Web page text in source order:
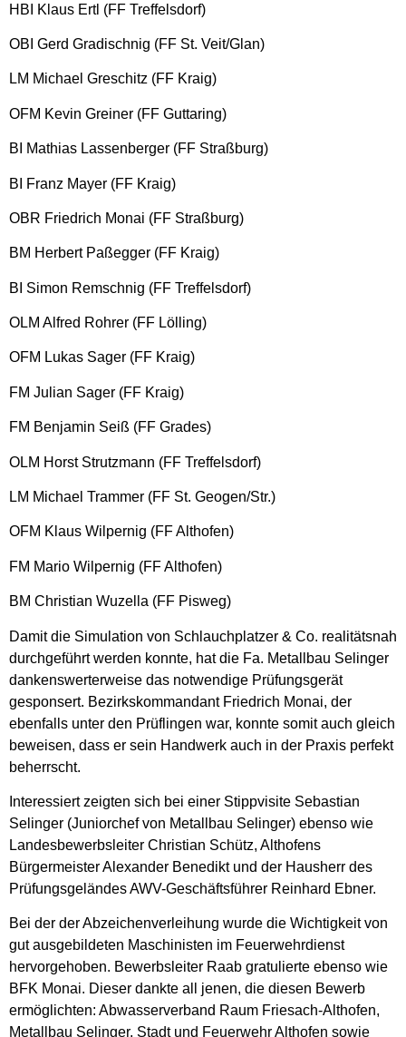
HBI Klaus Ertl (FF Treffelsdorf)
OBI Gerd Gradischnig (FF St. Veit/Glan)
LM Michael Greschitz (FF Kraig)
OFM Kevin Greiner (FF Guttaring)
BI Mathias Lassenberger (FF Straßburg)
BI Franz Mayer (FF Kraig)
OBR Friedrich Monai (FF Straßburg)
BM Herbert Paßegger (FF Kraig)
BI Simon Remschnig (FF Treffelsdorf)
OLM Alfred Rohrer (FF Lölling)
OFM Lukas Sager (FF Kraig)
FM Julian Sager (FF Kraig)
FM Benjamin Seiß (FF Grades)
OLM Horst Strutzmann (FF Treffelsdorf)
LM Michael Trammer (FF St. Geogen/Str.)
OFM Klaus Wilpernig (FF Althofen)
FM Mario Wilpernig (FF Althofen)
BM Christian Wuzella (FF Pisweg)
Damit die Simulation von Schlauchplatzer & Co. realitätsnah
durchgeführt werden konnte, hat die Fa. Metallbau Selinger
dankenswerterweise das notwendige Prüfungsgerät
gesponsert. Bezirkskommandant Friedrich Monai, der
ebenfalls unter den Prüflingen war, konnte somit auch gleich
beweisen, dass er sein Handwerk auch in der Praxis perfekt
beherrscht.
Interessiert zeigten sich bei einer Stippvisite Sebastian
Selinger (Juniorchef von Metallbau Selinger) ebenso wie
Landesbewerbsleiter Christian Schütz, Althofens
Bürgermeister Alexander Benedikt und der Hausherr des
Prüfungsgeländes AWV-Geschäftsführer Reinhard Ebner.
Bei der der Abzeichenverleihung wurde die Wichtigkeit von
gut ausgebildeten Maschinisten im Feuerwehrdienst
hervorgehoben. Bewerbsleiter Raab gratulierte ebenso wie
BFK Monai. Dieser dankte all jenen, die diesen Bewerb
ermöglichten: Abwasserverband Raum Friesach-Althofen,
Metallbau Selinger, Stadt und Feuerwehr Althofen sowie